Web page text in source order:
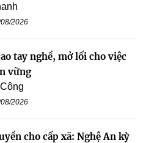
2026
tay nghề, mở lối cho việc
vững
2026
cho cấp xã: Nghệ An kỳ